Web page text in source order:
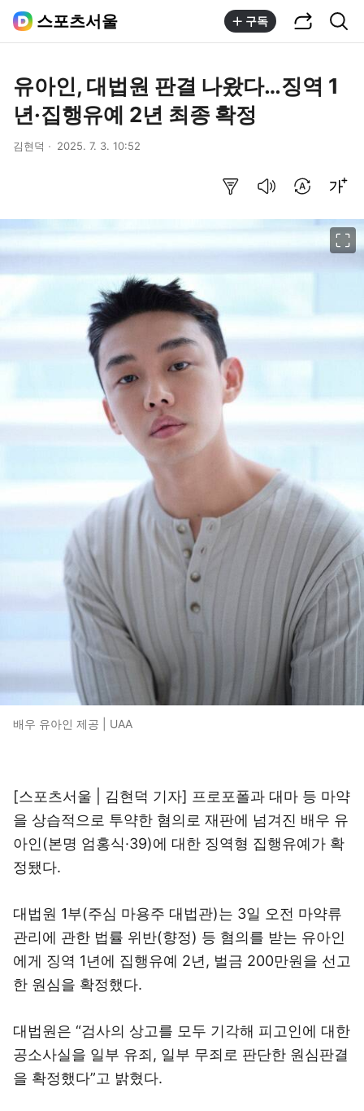
스포츠서울 구독
유아인, 대법원 판결 나왔다…징역 1
년·집행유예 2년 최종 확정
김현덕 2025. 7. 3. 10:52
배우 유아인 제공 | UAA
[스포츠서울 | 김현덕 기자] 프로포폴과 대마 등 마약
을 상습적으로 투약한 혐의로 재판에 넘겨진 배우 유
아인(본명 엄홍식·39)에 대한 징역형 집행유예가 확
정됐다.
대법원 1부(주심 마용주 대법관)는 3일 오전 마약류
관리에 관한 법률 위반(향정) 등 혐의를 받는 유아인
에게 징역 1년에 집행유예 2년, 벌금 200만원을 선고
한 원심을 확정했다.
대법원은 “검사의 상고를 모두 기각해 피고인에 대한
공소사실을 일부 유죄, 일부 무죄로 판단한 원심판결
을 확정했다”고 밝혔다.